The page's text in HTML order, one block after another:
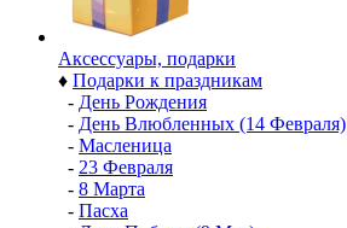
Аксессуары, подарки
♦ Подарки к праздникам
- День Рождения
- День Влюбленных (14 Февраля)
- Масленица
- 23 Февраля
- 8 Марта
- Пасха